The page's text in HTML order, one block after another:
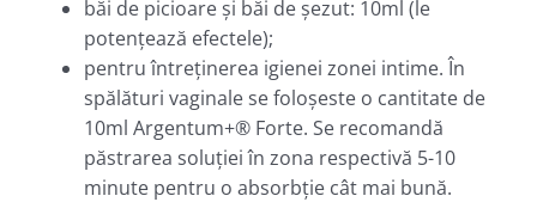
băi de picioare şi băi de şezut: 10ml (le
potenţează efectele);
pentru întreţinerea igienei zonei intime. În
spălături vaginale se foloşeste o cantitate de
10ml Argentum+® Forte. Se recomandă
păstrarea soluţiei în zona respectivă 5-10
minute pentru o absorbţie cât mai bună.